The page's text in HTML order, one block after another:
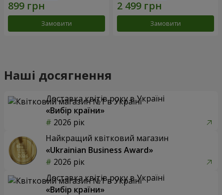
Замовити Замовити
Наші досягнення
Доставка квітів року в Україні
«Вибір країни»
2026 рік
Найкращий квітковий магазин
«Ukrainian Business Award»
2026 рік
Доставка квітів року в Україні
«Вибір країни»